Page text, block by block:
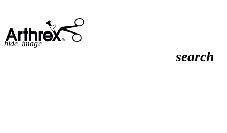
search
hide_image